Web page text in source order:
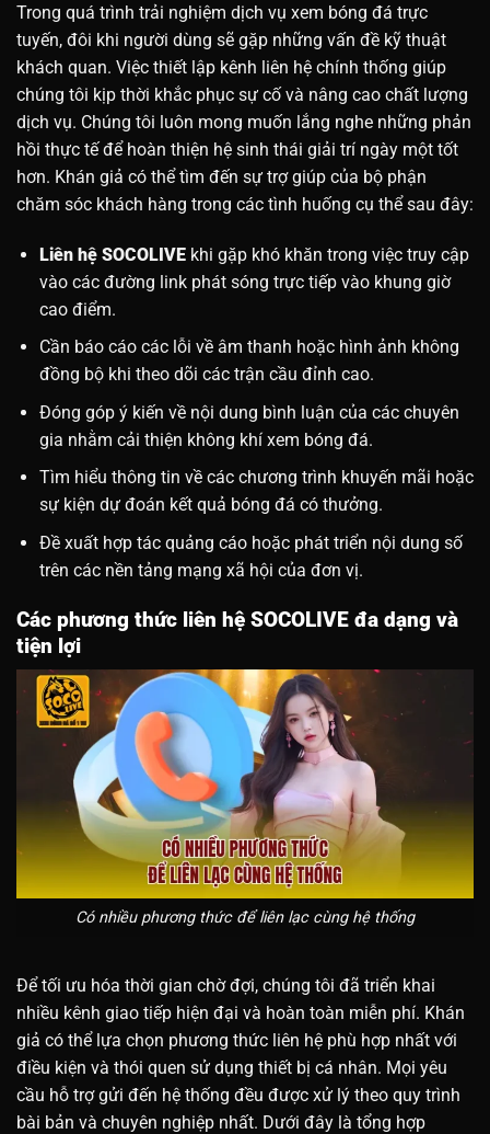
Trong quá trình trải nghiệm dịch vụ xem bóng đá trực
tuyến, đôi khi người dùng sẽ gặp những vấn đề kỹ thuật
khách quan. Việc thiết lập kênh liên hệ chính thống giúp
chúng tôi kịp thời khắc phục sự cố và nâng cao chất lượng
dịch vụ. Chúng tôi luôn mong muốn lắng nghe những phản
hồi thực tế để hoàn thiện hệ sinh thái giải trí ngày một tốt
hơn. Khán giả có thể tìm đến sự trợ giúp của bộ phận
chăm sóc khách hàng trong các tình huống cụ thể sau đây:
Liên hệ SOCOLIVE khi gặp khó khăn trong việc truy cập
vào các đường link phát sóng trực tiếp vào khung giờ
cao điểm.
Cần báo cáo các lỗi về âm thanh hoặc hình ảnh không
đồng bộ khi theo dõi các trận cầu đỉnh cao.
Đóng góp ý kiến về nội dung bình luận của các chuyên
gia nhằm cải thiện không khí xem bóng đá.
Tìm hiểu thông tin về các chương trình khuyến mãi hoặc
sự kiện dự đoán kết quả bóng đá có thưởng.
Đề xuất hợp tác quảng cáo hoặc phát triển nội dung số
trên các nền tảng mạng xã hội của đơn vị.
Các phương thức liên hệ SOCOLIVE đa dạng và
tiện lợi
Có nhiều phương thức để liên lạc cùng hệ thống
Để tối ưu hóa thời gian chờ đợi, chúng tôi đã triển khai
nhiều kênh giao tiếp hiện đại và hoàn toàn miễn phí. Khán
giả có thể lựa chọn phương thức liên hệ phù hợp nhất với
điều kiện và thói quen sử dụng thiết bị cá nhân. Mọi yêu
cầu hỗ trợ gửi đến hệ thống đều được xử lý theo quy trình
bài bản và chuyên nghiệp nhất. Dưới đây là tổng hợp